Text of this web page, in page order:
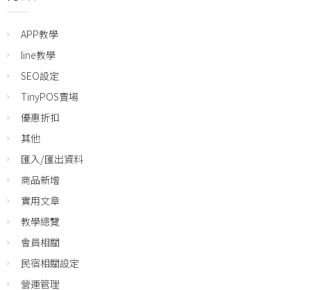
APP教學
line教學
SEO設定
TinyPOS賣場
優惠折扣
其他
匯入/匯出資料
商品新增
實用文章
教學總覽
會員相關
民宿相關設定
營運管理